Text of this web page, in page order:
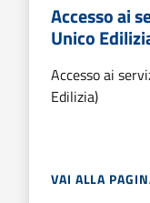
Accesso ai
Unico
Accesso ai
Edilizia)
VAI ALLA